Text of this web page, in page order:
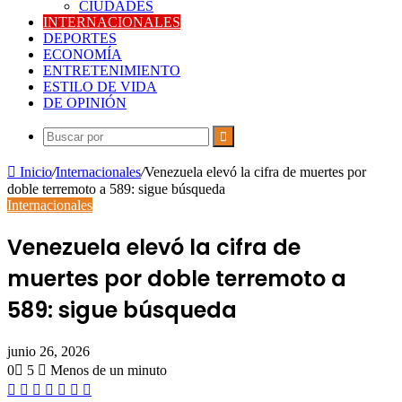
CIUDADES
INTERNACIONALES
DEPORTES
ECONOMÍA
ENTRETENIMIENTO
ESTILO DE VIDA
DE OPINIÓN
Buscar
por
Inicio/Internacionales/Venezuela elevó la cifra de muertes por
doble terremoto a 589: sigue búsqueda
Internacionales
Venezuela elevó la cifra de
muertes por doble terremoto a
589: sigue búsqueda
junio 26, 2026
0
5
Menos de un minuto
Facebook
Twitter
LinkedIn
Tumblr
Pinterest
Reddit